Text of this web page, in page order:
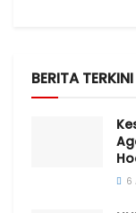
BERITA TERKINI
6